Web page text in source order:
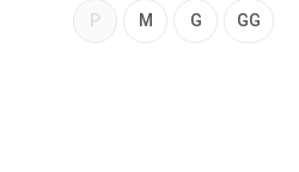
P M G GG